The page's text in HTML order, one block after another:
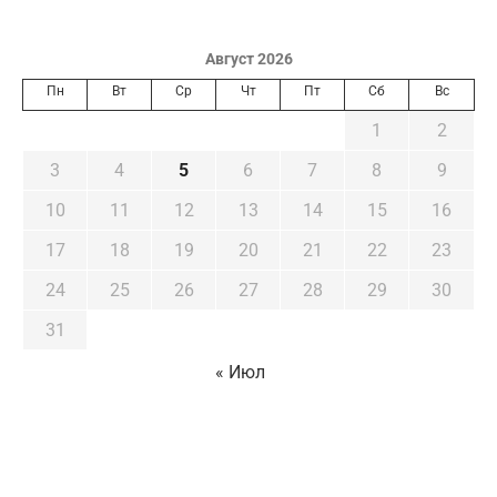
Август 2026
Пн Вт Ср Чт Пт Сб Вс
1
2
3
4 5 6 7 8
9
10
11 12 13 14 15
16
17
18 19 20 21 22
23
24
25 26 27 28 29
30
31
« Июл